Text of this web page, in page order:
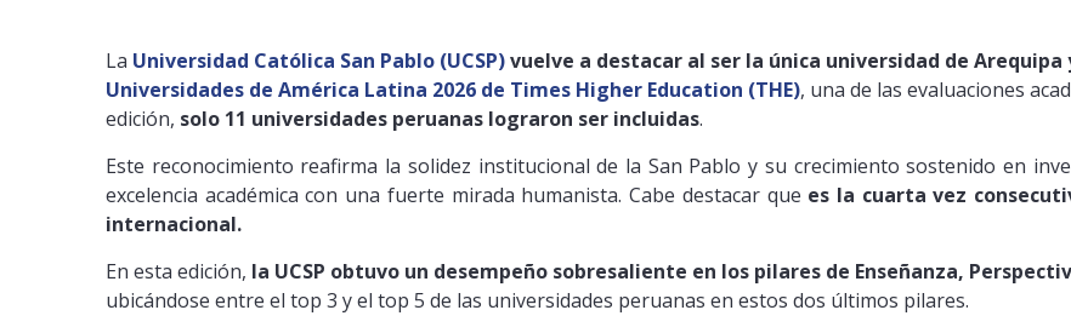
La Universidad Católica San Pablo (UCSP)vuelve a destacar al ser la única universidad de
Universidades de América Latina 2026 de Times Higher Education (THE), una de las evaluaciones
edición, solo 11 universidades peruanas lograron ser incluidas.
Este reconocimiento reafirma la solidez institucional de la San Pablo y su crecimiento sostenido en
excelencia académica con una fuerte mirada humanista. Cabe destacar que es la cuarta vez
internacional.
En esta edición, la UCSP obtuvo un desempeño sobresaliente en los pilares de Enseñanza,
ubicándose entre el top 3 y el top 5 de las universidades peruanas en estos dos últimos pilares.